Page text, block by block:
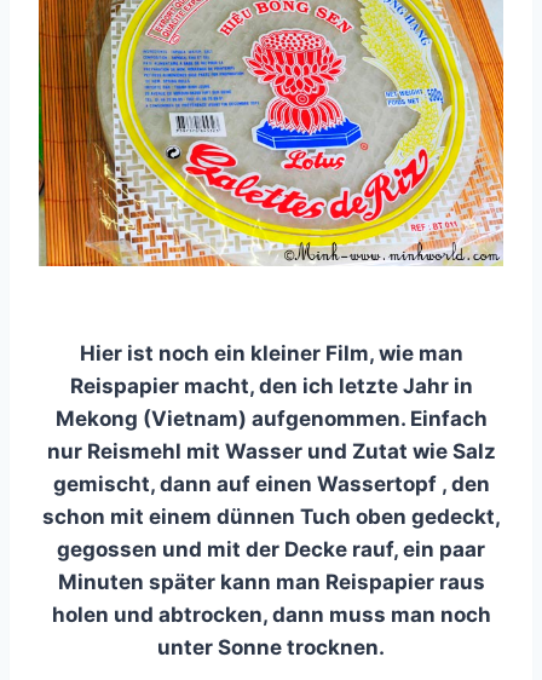
Hier ist noch ein kleiner Film, wie man
Reispapier macht, den ich letzte Jahr in
Mekong (Vietnam) aufgenommen. Einfach
nur Reismehl mit Wasser und Zutat wie Salz
gemischt, dann auf einen Wassertopf , den
schon mit einem dünnen Tuch oben gedeckt,
gegossen und mit der Decke rauf, ein paar
Minuten später kann man Reispapier raus
holen und abtrocken, dann muss man noch
unter Sonne trocknen.